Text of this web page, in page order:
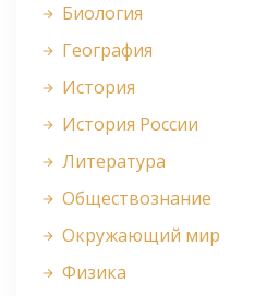
Биология
География
История
История России
Литература
Обществознание
Окружающий мир
Физика